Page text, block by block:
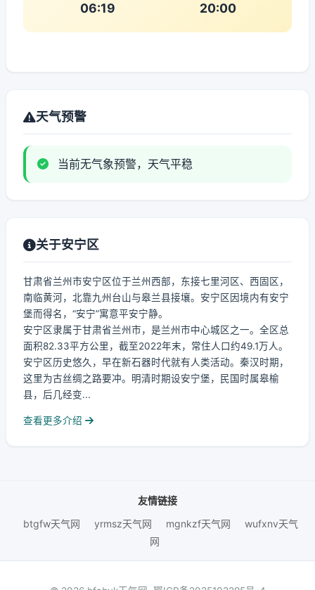
06:19 20:00
天气预警
当前无气象预警，天气平稳
关于安宁区
甘肃省兰州市安宁区位于兰州西部，东接七里河区、西固区，
南临黄河，北靠九州台山与皋兰县接壤。安宁区因境内有安宁
堡而得名，“安宁”寓意平安宁静。
安宁区隶属于甘肃省兰州市，是兰州市中心城区之一。全区总
面积82.33平方公里，截至2022年末，常住人口约49.1万人。
安宁区历史悠久，早在新石器时代就有人类活动。秦汉时期，
这里为古丝绸之路要冲。明清时期设安宁堡，民国时属皋榆
县，后几经变...
查看更多介绍
友情链接
btgfw天气网
yrmsz天气网 mgnkzf天气网
wufxnv天气
网